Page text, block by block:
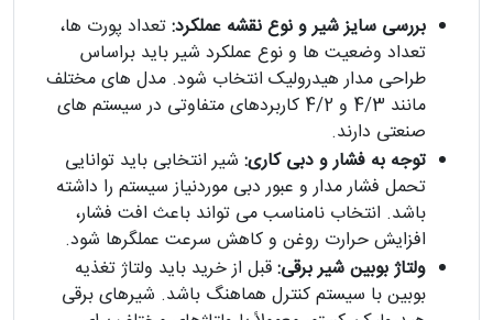
بررسی سایز شیر و نوع نقشه عملکرد:تعداد پورت ها،
تعداد وضعیت ها و نوع عملکرد شیر باید براساس
طراحی مدار هیدرولیک انتخاب شود. مدل های مختلف
مانند 4/3 و 4/2 کاربردهای متفاوتی در سیستم های
صنعتی دارند.
توجه به فشار و دبی کاری: شیر انتخابی باید توانایی
تحمل فشار مدار و عبور دبی موردنیاز سیستم را داشته
باشد. انتخاب نامناسب می تواند باعث افت فشار،
افزایش حرارت روغن و کاهش سرعت عملگرها شود.
ولتاژ بوبین شیر برقی:قبل از خرید باید ولتاژ تغذیه
بوبین با سیستم کنترل هماهنگ باشد. شیرهای برقی